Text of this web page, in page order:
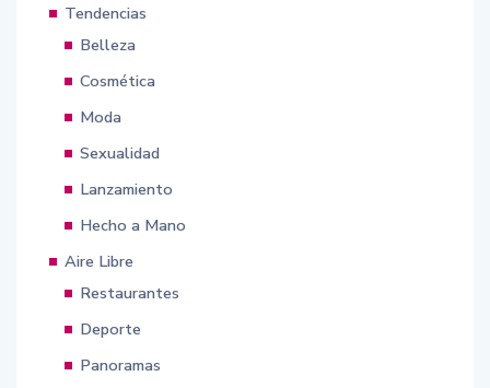
Tendencias
Belleza
Cosmética
Moda
Sexualidad
Lanzamiento
Hecho a Mano
Aire Libre
Restaurantes
Deporte
Panoramas